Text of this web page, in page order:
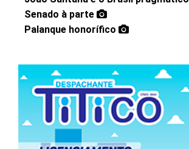
Senado à parte
Palanque honorífico